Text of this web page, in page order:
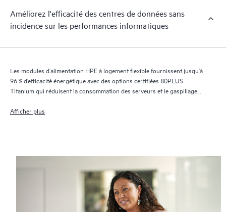
Améliorez l'efficacité des centres de données sans
incidence sur les performances informatiques
Les modules d’alimentation HPE à logement flexible fournissent jusqu’à
96 % d’efficacité énergétique avec des options certifiées 80PLUS
Titanium qui réduisent la consommation des serveurs et le gaspillage
Afficher plus